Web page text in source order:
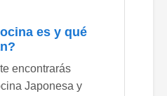
es y qué
encontrarás
Japonesa y